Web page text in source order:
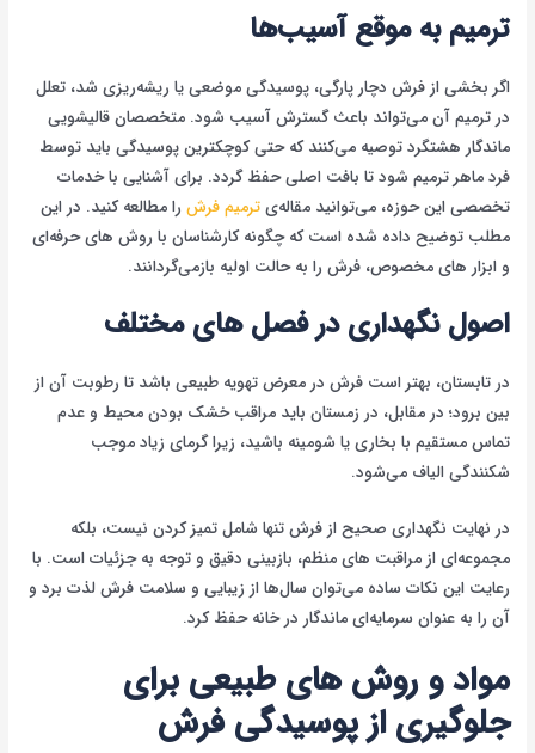
ترمیم به موقع آسیب‌ها
اگر بخشی از فرش دچار پارگی، پوسیدگی موضعی یا ریشه‌ریزی شد، تعلل
در ترمیم آن می‌تواند باعث گسترش آسیب شود. متخصصان قالیشویی
ماندگار هشتگرد توصیه می‌کنند که حتی کوچکترین پوسیدگی باید توسط
فرد ماهر ترمیم شود تا بافت اصلی حفظ گردد. برای آشنایی با خدمات
تخصصی این حوزه، می‌توانید مقاله‌یترمیم فرش را مطالعه کنید. در این
مطلب توضیح داده شده است که چگونه کارشناسان با روش های حرفه‌ای
و ابزار های مخصوص، فرش را به حالت اولیه بازمی‌گردانند.
اصول نگهداری در فصل های مختلف
در تابستان، بهتر است فرش در معرض تهویه طبیعی باشد تا رطوبت آن از
بین برود؛ در مقابل، در زمستان باید مراقب خشک بودن محیط و عدم
تماس مستقیم با بخاری یا شومینه باشید، زیرا گرمای زیاد موجب
شکنندگی الیاف می‌شود.
در نهایت نگهداری صحیح از فرش تنها شامل تمیز کردن نیست، بلکه
مجموعه‌ای از مراقبت های منظم، بازبینی دقیق و توجه به جزئیات است. با
رعایت این نکات ساده می‌توان سال‌ها از زیبایی و سلامت فرش لذت برد و
آن را به عنوان سرمایه‌ای ماندگار در خانه حفظ کرد.
مواد و روش های طبیعی برای
جلوگیری از پوسیدگی فرش